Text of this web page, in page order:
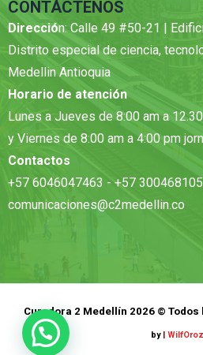
CONTÁCTENOS
Dirección: Calle 49 #50-21 |
Distrito especial de ciencia,
Medellin Antioquia
Horario de atención
Lunes a Jueves de 8:00 am a
y Viernes de 8:00 am a 4:00 pm
Contactos
+57 6046047463 - +57
comunicaciones@c2medellin.co
Curadora 2 Medellín 2026 ©
by| WilfOroz